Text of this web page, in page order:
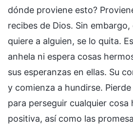
dónde proviene esto?
recibes de Dios. Sin
quiere a alguien, se lo quita.
anhela ni espera cosas
sus esperanzas en ellas. Su
y comienza a hundirse.
para perseguir cualquier cosa
positiva, así como las